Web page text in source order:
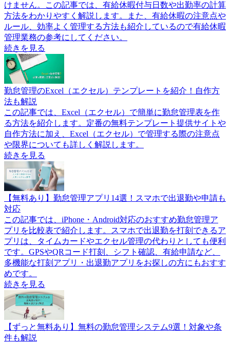
けません。この記事では、有給休暇付与日数や出勤率の計算
方法をわかりやすく解説します。また、有給休暇の注意点や
ルール、効率よく管理する方法も紹介しているので有給休暇
管理業務の参考にしてください。
続きを見る
勤怠管理のExcel（エクセル）テンプレートを紹介！自作方
法も解説
この記事では、Excel（エクセル）で簡単に勤怠管理表を作
る方法を紹介します。定番の無料テンプレート提供サイトや
自作方法に加え、Excel（エクセル）で管理する際の注意点
や限界についても詳しく解説します。
続きを見る
【無料あり】勤怠管理アプリ14選！スマホで出退勤や申請も
対応
この記事では、iPhone・Android対応のおすすめ勤怠管理ア
プリを比較表で紹介します。スマホで出退勤を打刻できるア
プリは、タイムカードやエクセル管理の代わりとしても便利
です。GPSやQRコード打刻、シフト確認、有給申請など、
多機能な打刻アプリ・出退勤アプリをお探しの方にもおすす
めです。
続きを見る
【ずっと無料あり】無料の勤怠管理システム9選！対象や条
件も解説